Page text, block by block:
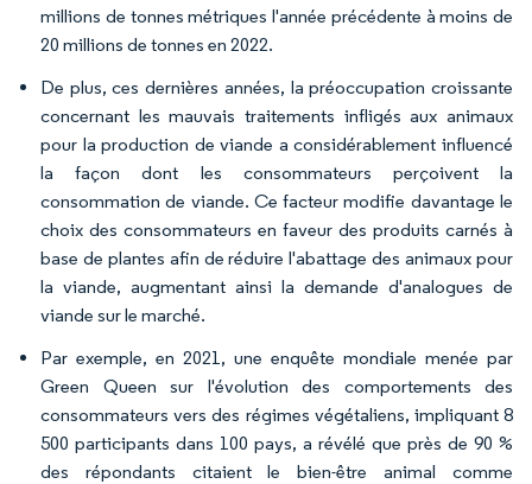
millions de tonnes métriques l'année précédente à moins de
20 millions de tonnes en 2022.
De plus, ces dernières années, la préoccupation croissante
concernant les mauvais traitements infligés aux animaux
pour la production de viande a considérablement influencé
la façon dont les consommateurs perçoivent la
consommation de viande. Ce facteur modifie davantage le
choix des consommateurs en faveur des produits carnés à
base de plantes afin de réduire l'abattage des animaux pour
la viande, augmentant ainsi la demande d'analogues de
viande sur le marché.
Par exemple, en 2021, une enquête mondiale menée par
Green Queen sur l'évolution des comportements des
consommateurs vers des régimes végétaliens, impliquant 8
500 participants dans 100 pays, a révélé que près de 90 %
des répondants citaient le bien-être animal comme